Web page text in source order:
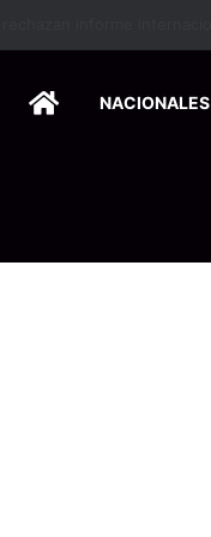
HOMENACIONALES